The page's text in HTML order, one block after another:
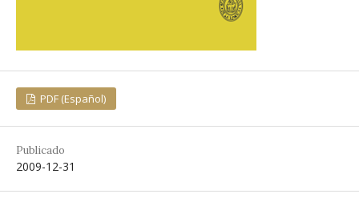
PDF (Español)
Publicado
2009-12-31